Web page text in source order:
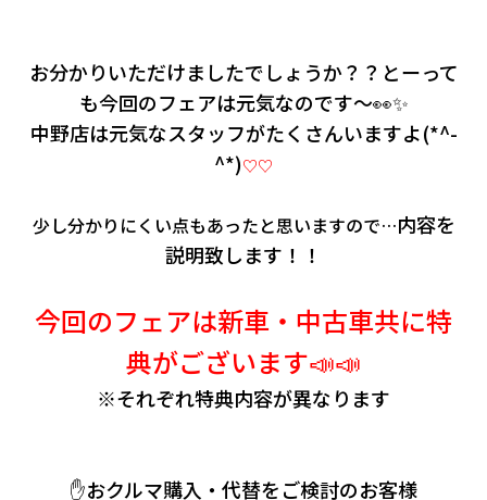
お分かりいただけましたでしょうか？？とーって
も今回のフェアは元気なのです～👀✨
中野店は元気なスタッフがたくさんいますよ(*^-
^*)♡♡
少し分かりにくい点もあったと思いますので…内容を
説明致します！！
今回のフェアは新車・中古車共に特
典がございます📣📣
※それぞれ特典内容が異なります
✋おクルマ購入・代替をご検討のお客様